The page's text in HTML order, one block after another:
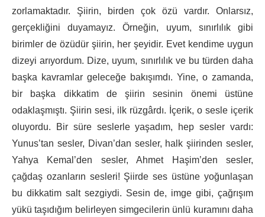
zorlamaktadır. Şiirin, birden çok özü vardır. Onlarsız,
gerçekliğini duyamayız. Örneğin, uyum, sınırlılık gibi
birimler de özüdür şiirin, her şeyidir. Evet kendime uygun
dizeyi arıyordum. Dize, uyum, sınırlılık ve bu türden daha
başka kavramlar geleceğe bakışımdı. Yine, o zamanda,
bir başka dikkatim de şiirin sesinin önemi üstüne
odaklaşmıştı. Şiirin sesi, ilk rüzgârdı. İçerik, o sesle içerik
oluyordu. Bir süre seslerle yaşadım, hep sesler vardı:
Yunus’tan sesler, Divan’dan sesler, halk şiirinden sesler,
Yahya Kemal’den sesler, Ahmet Haşim’den sesler,
çağdaş ozanların sesleri! Şiirde ses üstüne yoğunlaşan
bu dikkatim salt sezgiydi. Sesin de, imge gibi, çağrışım
yü­kü taşıdığım belirleyen simgecilerin ün­lü kuramını daha